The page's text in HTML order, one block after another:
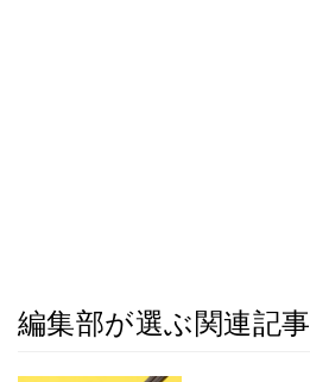
編集部が選ぶ関連記事